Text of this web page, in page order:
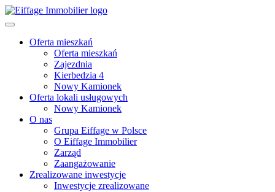
Oferta mieszkań
Oferta mieszkań
Zajezdnia
Kierbedzia 4
Nowy Kamionek
Oferta lokali usługowych
Nowy Kamionek
O nas
Grupa Eiffage w Polsce
O Eiffage Immobilier
Zarząd
Zaangażowanie
Zrealizowane inwestycje
Inwestycje zrealizowane